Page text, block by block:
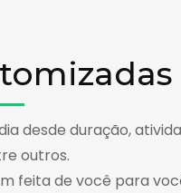
desde duração,
outros.
feita de você para